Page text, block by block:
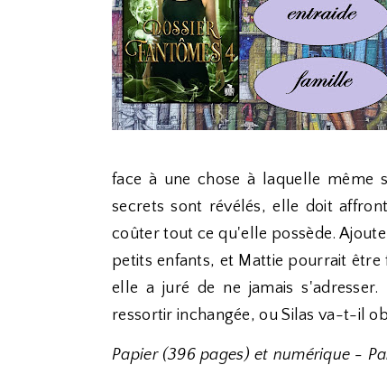
face à une chose à laquelle même
secrets sont révélés, elle doit
coûter tout ce qu'elle possède.
petits enfants, et Mattie pourrait être
elle a juré de ne jamais
ressortir inchangée, ou Silas va-t-il
Papier (396 pages) et numérique -